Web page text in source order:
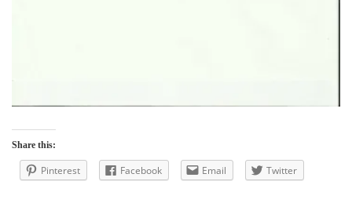
Share this:
Pinterest Facebook Email Twitter